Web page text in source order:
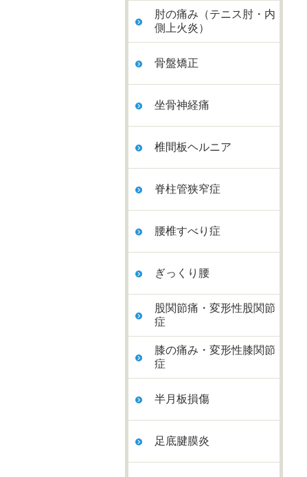
肘の痛み（テニス肘・内
側上火炎）
骨盤矯正
坐骨神経痛
椎間板ヘルニア
脊柱管狭窄症
腰椎すべり症
ぎっくり腰
股関節痛・変形性股関節
症
膝の痛み・変形性膝関節
症
半月板損傷
足底腱膜炎